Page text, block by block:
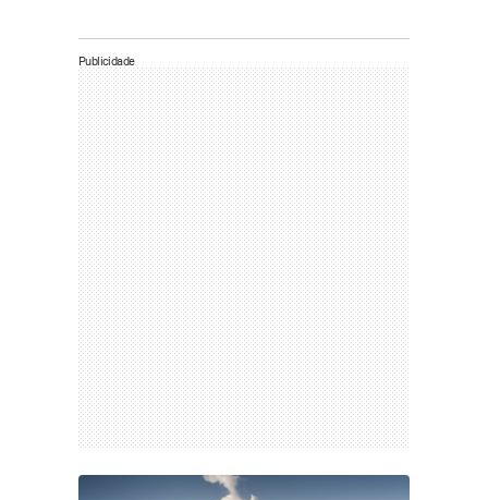
Publicidade